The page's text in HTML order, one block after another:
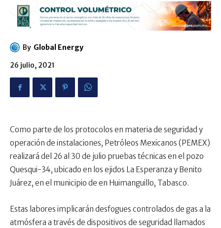
By Global Energy
26 julio, 2021
Como parte de los protocolos en materia de seguridad y
operación de instalaciones, Petróleos Mexicanos (PEMEX)
realizará del 26 al 30 de julio pruebas técnicas en el pozo
Quesqui-34, ubicado en los ejidos La Esperanza y Benito
Juárez, en el municipio de en Huimanguillo, Tabasco.
Estas labores implicarán desfogues controlados de gas a la
atmósfera a través de dispositivos de seguridad llamados